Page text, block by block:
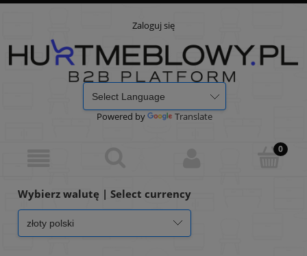
Zaloguj się
Powered by Translate
Wybierz walutę | Select currency